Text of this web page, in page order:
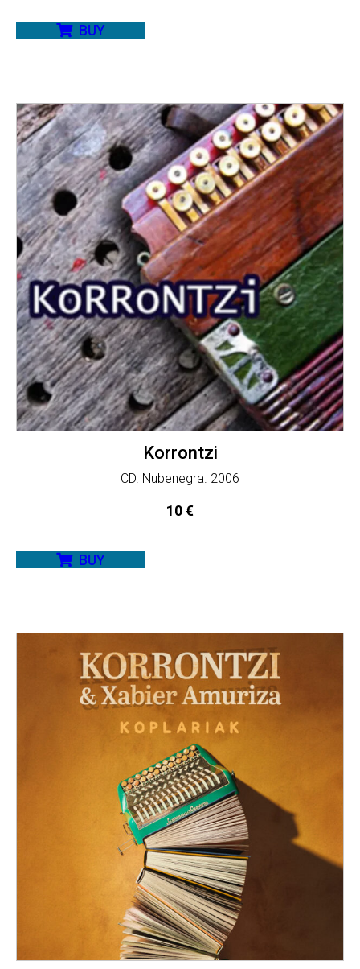
BUY
Korrontzi
CD. Nubenegra. 2006
10€
BUY